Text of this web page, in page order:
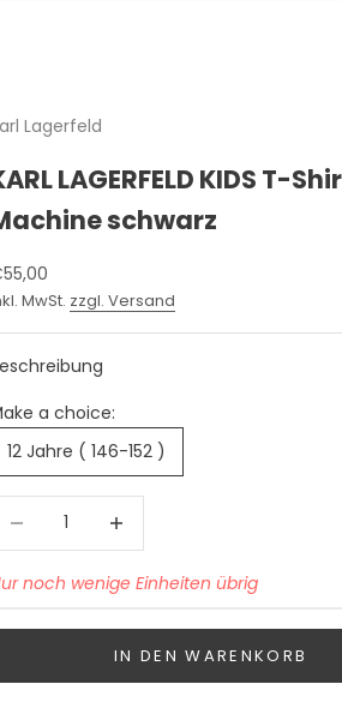
Lagerfeld
LAGERFELD KIDS T-
schwarz
MwSt. zzgl. Versand
a choice:
12 Jahre ( 146-152 )
Anzahl verringern
noch wenige Einheiten übrig
IN DEN WARENKORB